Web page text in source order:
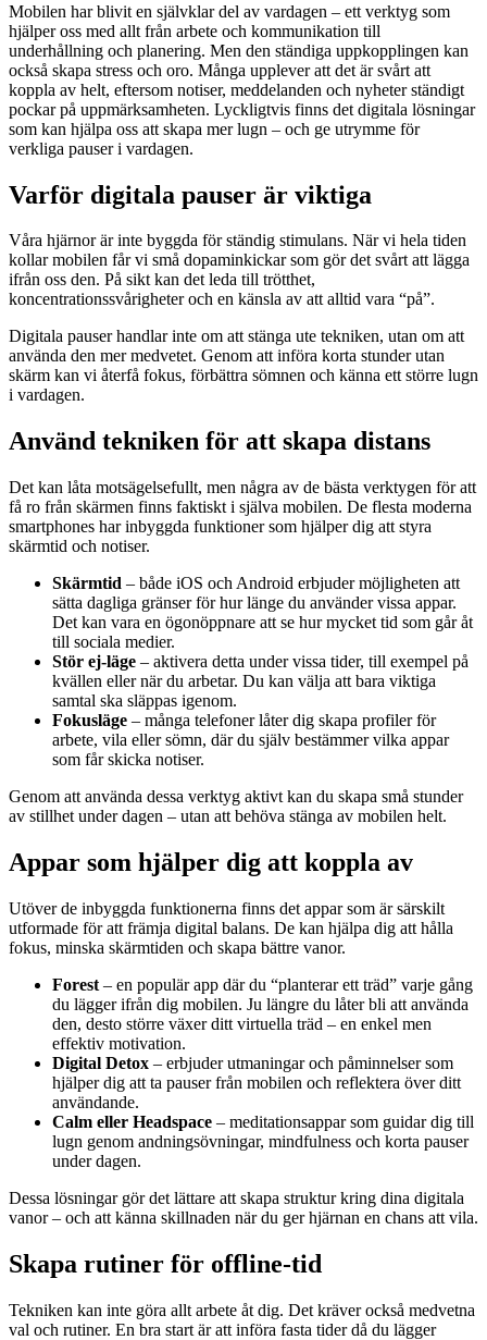
Mobilen har blivit en självklar del av vardagen – ett verktyg som
hjälper oss med allt från arbete och kommunikation till
underhållning och planering. Men den ständiga uppkopplingen kan
också skapa stress och oro. Många upplever att det är svårt att
koppla av helt, eftersom notiser, meddelanden och nyheter ständigt
pockar på uppmärksamheten. Lyckligtvis finns det digitala lösningar
som kan hjälpa oss att skapa mer lugn – och ge utrymme för
verkliga pauser i vardagen.
Varför digitala pauser är viktiga
Våra hjärnor är inte byggda för ständig stimulans. När vi hela tiden
kollar mobilen får vi små dopaminkickar som gör det svårt att lägga
ifrån oss den. På sikt kan det leda till trötthet,
koncentrationssvårigheter och en känsla av att alltid vara “på”.
Digitala pauser handlar inte om att stänga ute tekniken, utan om att
använda den mer medvetet. Genom att införa korta stunder utan
skärm kan vi återfå fokus, förbättra sömnen och känna ett större lugn
i vardagen.
Använd tekniken för att skapa distans
Det kan låta motsägelsefullt, men några av de bästa verktygen för att
få ro från skärmen finns faktiskt i själva mobilen. De flesta moderna
smartphones har inbyggda funktioner som hjälper dig att styra
skärmtid och notiser.
Skärmtid – både iOS och Android erbjuder möjligheten att
sätta dagliga gränser för hur länge du använder vissa appar.
Det kan vara en ögonöppnare att se hur mycket tid som går åt
till sociala medier.
Stör ej-läge – aktivera detta under vissa tider, till exempel på
kvällen eller när du arbetar. Du kan välja att bara viktiga
samtal ska släppas igenom.
Fokusläge – många telefoner låter dig skapa profiler för
arbete, vila eller sömn, där du själv bestämmer vilka appar
som får skicka notiser.
Genom att använda dessa verktyg aktivt kan du skapa små stunder
av stillhet under dagen – utan att behöva stänga av mobilen helt.
Appar som hjälper dig att koppla av
Utöver de inbyggda funktionerna finns det appar som är särskilt
utformade för att främja digital balans. De kan hjälpa dig att hålla
fokus, minska skärmtiden och skapa bättre vanor.
Forest – en populär app där du “planterar ett träd” varje gång
du lägger ifrån dig mobilen. Ju längre du låter bli att använda
den, desto större växer ditt virtuella träd – en enkel men
effektiv motivation.
Digital Detox – erbjuder utmaningar och påminnelser som
hjälper dig att ta pauser från mobilen och reflektera över ditt
användande.
Calm eller Headspace – meditationsappar som guidar dig till
lugn genom andningsövningar, mindfulness och korta pauser
under dagen.
Dessa lösningar gör det lättare att skapa struktur kring dina digitala
vanor – och att känna skillnaden när du ger hjärnan en chans att vila.
Skapa rutiner för offline-tid
Tekniken kan inte göra allt arbete åt dig. Det kräver också medvetna
val och rutiner. En bra start är att införa fasta tider då du lägger